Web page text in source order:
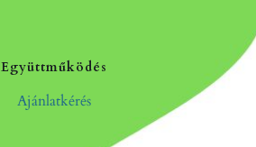
Együttműködés
Ajánlatkérés